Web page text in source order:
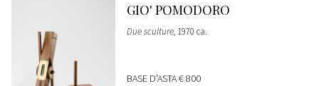
GIO' POMODORO
Due sculture, 1970 ca.
BASE D'ASTA€ 800